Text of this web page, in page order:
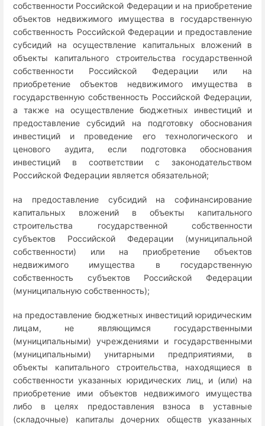
собственности Российской Федерации и на приобретение
объектов недвижимого имущества в государственную
собственность Российской Федерации и предоставление
субсидий на осуществление капитальных вложений в
объекты капитального строительства государственной
собственности Российской Федерации или на
приобретение объектов недвижимого имущества в
государственную собственность Российской Федерации,
а также на осуществление бюджетных инвестиций и
предоставление субсидий на подготовку обоснования
инвестиций и проведение его технологического и
ценового аудита, если подготовка обоснования
инвестиций в соответствии с законодательством
Российской Федерации является обязательной;
на предоставление субсидий на софинансирование
капитальных вложений в объекты капитального
строительства государственной собственности
субъектов Российской Федерации (муниципальной
собственности) или на приобретение объектов
недвижимого имущества в государственную
собственность субъектов Российской Федерации
(муниципальную собственность);
на предоставление бюджетных инвестиций юридическим
лицам, не являющимся государственными
(муниципальными) учреждениями и государственными
(муниципальными) унитарными предприятиями, в
объекты капитального строительства, находящиеся в
собственности указанных юридических лиц, и (или) на
приобретение ими объектов недвижимого имущества
либо в целях предоставления взноса в уставные
(складочные) капиталы дочерних обществ указанных